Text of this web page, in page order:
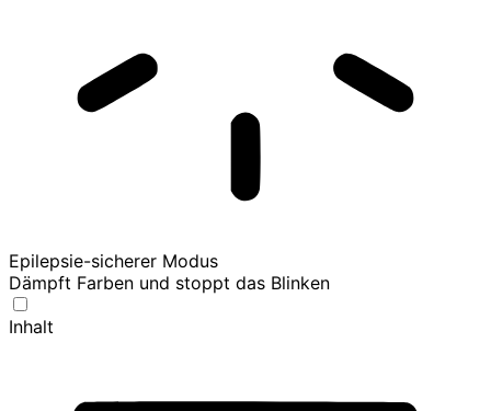
Epilepsie-sicherer Modus
Dämpft Farben und stoppt das Blinken
Inhalt